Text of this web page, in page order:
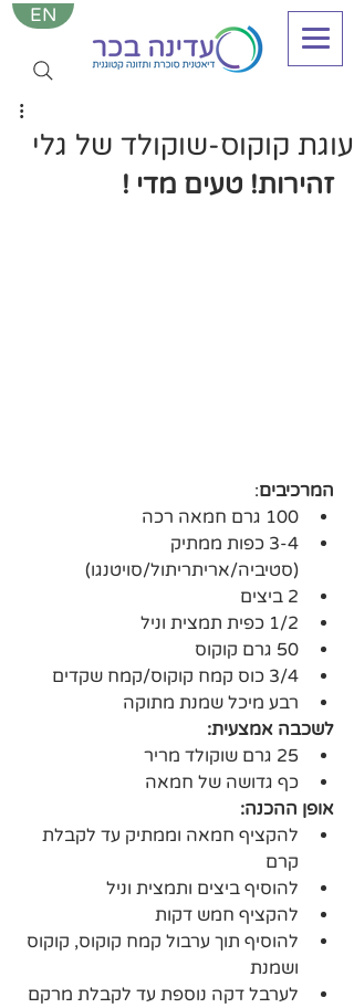
EN
עוגת קוקוס-שוקולד של גלי
זהירות! טעים מדי !
המרכיבים:
3-4 כפות ממתיק
(סטיביה/אריתריתול/סויטנגו)
️רבע מיכל שמנת מתוקה
לשכבה אמצעית:
️כף גדושה של חמאה
אופן ההכנה:
️להקציף חמאה וממתיק עד לקבלת
קרם
️להוסיף ביצים ותמצית וניל
️להקציף חמש דקות
️להוסיף תוך ערבול קמח קוקוס, קוקוס
ושמנת
️לערבל דקה נוספת עד לקבלת מרקם